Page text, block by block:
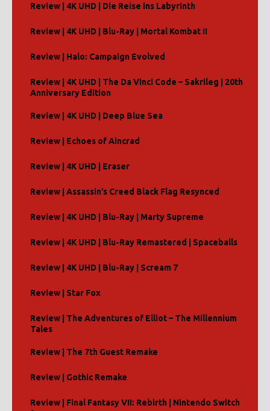
Review | 4K UHD | Die Reise ins Labyrinth
Review | 4K UHD | Blu-Ray | Mortal Kombat II
Review | Halo: Campaign Evolved
Review | 4K UHD | The Da Vinci Code – Sakrileg | 20th
Anniversary Edition
Review | 4K UHD | Deep Blue Sea
Review | Echoes of Aincrad
Review | 4K UHD | Eraser
Review | Assassin’s Creed Black Flag Resynced
Review | 4K UHD | Blu-Ray | Marty Supreme
Review | 4K UHD | Blu-Ray Remastered | Spaceballs
Review | 4K UHD | Blu-Ray | Scream 7
Review | Star Fox
Review | The Adventures of Elliot – The Millennium
Tales
Review | The 7th Guest Remake
Review | Gothic Remake
Review | Final Fantasy VII: Rebirth | Nintendo Switch